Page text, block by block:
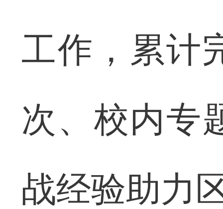
工作，累计
次、校内专
战经验助力